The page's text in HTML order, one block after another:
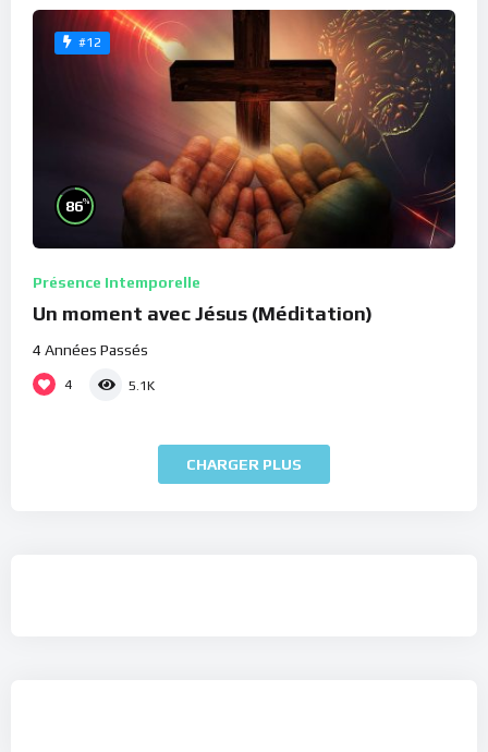
#12
86%
Présence Intemporelle
Un moment avec Jésus (Méditation)
4 Années Passés
4 5.1K
CHARGER PLUS